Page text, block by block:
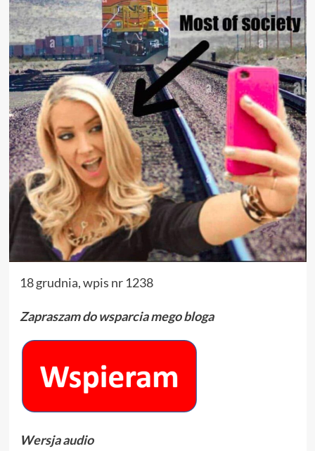
18 grudnia, wpis nr 1238
Zapraszam do wsparcia mego bloga
Wersja audio